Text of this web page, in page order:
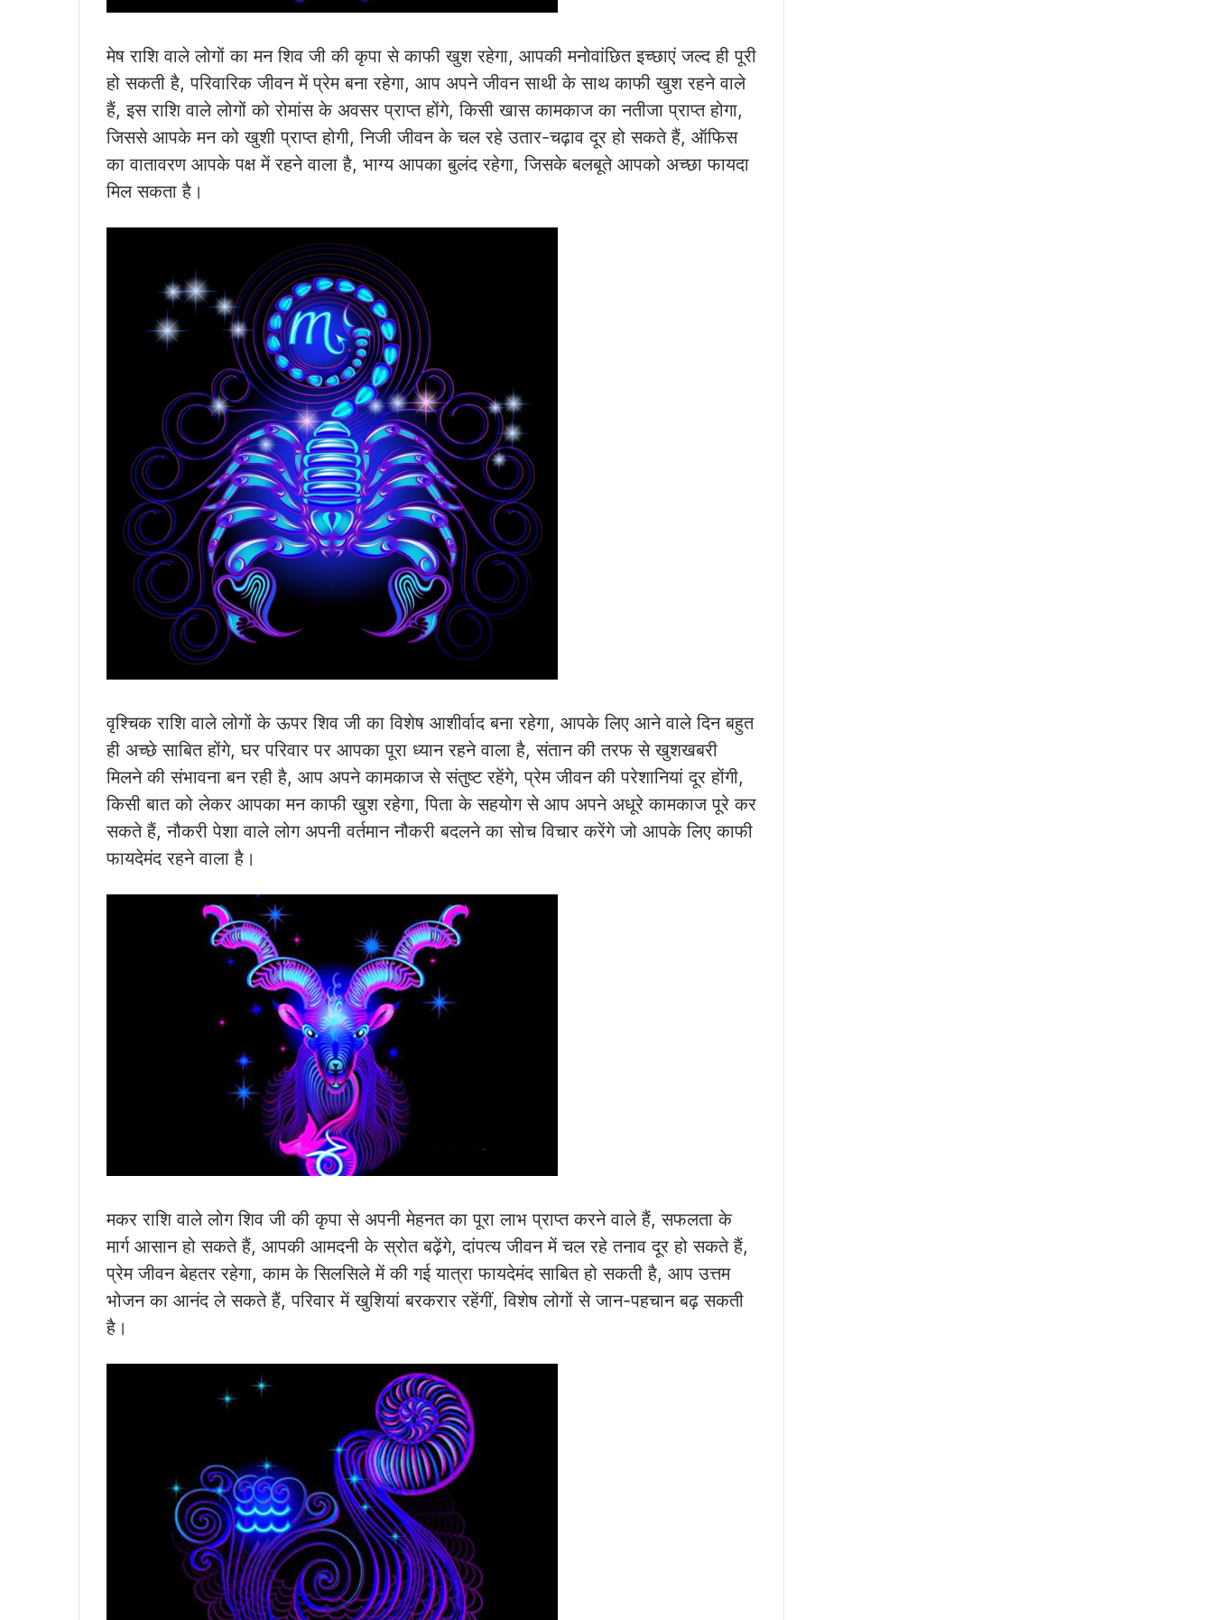
मेष राशि वाले लोगों का मन शिव जी की कृपा से काफी खुश रहेगा, आपकी मनोवांछित इच्छाएं जल्द ही पूरी
हो सकती है, परिवारिक जीवन में प्रेम बना रहेगा, आप अपने जीवन साथी के साथ काफी खुश रहने वाले
हैं, इस राशि वाले लोगों को रोमांस के अवसर प्राप्त होंगे, किसी खास कामकाज का नतीजा प्राप्त होगा,
जिससे आपके मन को खुशी प्राप्त होगी, निजी जीवन के चल रहे उतार-चढ़ाव दूर हो सकते हैं, ऑफिस
का वातावरण आपके पक्ष में रहने वाला है, भाग्य आपका बुलंद रहेगा, जिसके बलबूते आपको अच्छा फायदा
मिल सकता है।
वृश्चिक राशि वाले लोगों के ऊपर शिव जी का विशेष आशीर्वाद बना रहेगा, आपके लिए आने वाले दिन बहुत
ही अच्छे साबित होंगे, घर परिवार पर आपका पूरा ध्यान रहने वाला है, संतान की तरफ से खुशखबरी
मिलने की संभावना बन रही है, आप अपने कामकाज से संतुष्ट रहेंगे, प्रेम जीवन की परेशानियां दूर होंगी,
किसी बात को लेकर आपका मन काफी खुश रहेगा, पिता के सहयोग से आप अपने अधूरे कामकाज पूरे कर
सकते हैं, नौकरी पेशा वाले लोग अपनी वर्तमान नौकरी बदलने का सोच विचार करेंगे जो आपके लिए काफी
फायदेमंद रहने वाला है।
मकर राशि वाले लोग शिव जी की कृपा से अपनी मेहनत का पूरा लाभ प्राप्त करने वाले हैं, सफलता के
मार्ग आसान हो सकते हैं, आपकी आमदनी के स्रोत बढ़ेंगे, दांपत्य जीवन में चल रहे तनाव दूर हो सकते हैं,
प्रेम जीवन बेहतर रहेगा, काम के सिलसिले में की गई यात्रा फायदेमंद साबित हो सकती है, आप उत्तम
भोजन का आनंद ले सकते हैं, परिवार में खुशियां बरकरार रहेंगीं, विशेष लोगों से जान-पहचान बढ़ सकती
है।